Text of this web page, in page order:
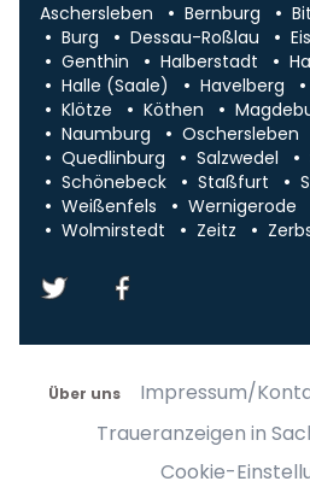
Aschersleben Bernburg
Burg
Dessau-Roßlau
Genthin
Halberstadt
Halle (Saale)
Havelberg
Klötze
Köthen
Naumburg
Oschersleben
Quedlinburg
Salzwedel
Schönebeck
Staßfurt
Weißenfels
Wernigerode
Wolmirstedt
Zeitz
Über uns Impressum/
Traueranzeigen in
Cookie-